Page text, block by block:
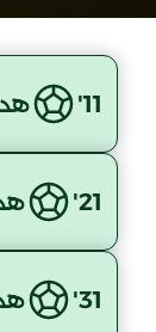
11'
21'
31'